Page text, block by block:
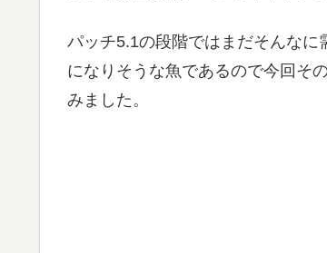
パッチ5.1の段階ではまだそんな
になりそうな魚であるので今回そ
みました。